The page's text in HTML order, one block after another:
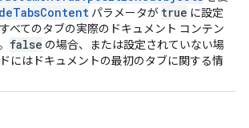
パラメータが true に設定
べてのタブの実際のドキュメント コンテン
false の場合、または設定されていない場
にはドキュメントの最初のタブに関する情